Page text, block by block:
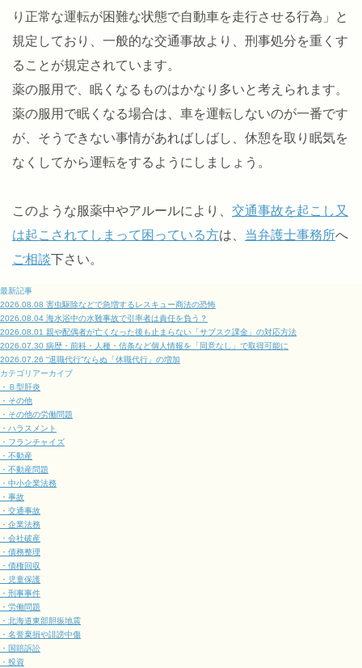
り正常な運転が困難な状態で自動車を走行させる行為」と
規定しており、一般的な交通事故より、刑事処分を重くす
ることが規定されています。
薬の服用で、眠くなるものはかなり多いと考えられます。
薬の服用で眠くなる場合は、車を運転しないのが一番です
が、そうできない事情があればしばし、休憩を取り眠気を
なくしてから運転をするようにしましょう。
このような服薬中やアルールにより、 交通事故を起こし又
は起こされてしまって困っている方は、 当弁護士事務所へ
ご相談下さい。
最新記事
2026.08.08 害虫駆除などで急増するレスキュー商法の恐怖
2026.08.04 海水浴中の水難事故で引率者は責任を負う？
2026.08.01 親や配偶者が亡くなった後も止まらない「サブスク課金」の対応方法
2026.07.30 病歴・前科・人種・信条など個人情報を「同意なし」で取得可能に
2026.07.26 “退職代行”ならぬ「休職代行」の増加
カテゴリアーカイブ
・Ｂ型肝炎
・その他
・その他の労働問題
・ハラスメント
・フランチャイズ
・不動産
・不動産問題
・中小企業法務
・事故
・交通事故
・企業法務
・会社破産
・債務整理
・債権回収
・児童保護
・刑事事件
・労働問題
・北海道東部胆振地震
・名誉棄損や誹謗中傷
・国賠訴訟
・投資